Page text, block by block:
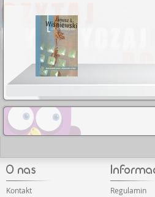
Brak pozycji
Kontakt
Regulamin